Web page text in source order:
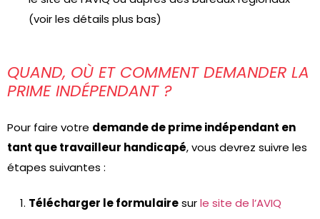
(voir les détails plus bas)
QUAND, OÙ ET COMMENT DEMANDER LA
PRIME INDÉPENDANT ?
Pour faire votre demande de prime indépendant en
tant que travailleur handicapé, vous devrez suivre les
étapes suivantes :
Télécharger le formulairesurle site de l’AVIQ